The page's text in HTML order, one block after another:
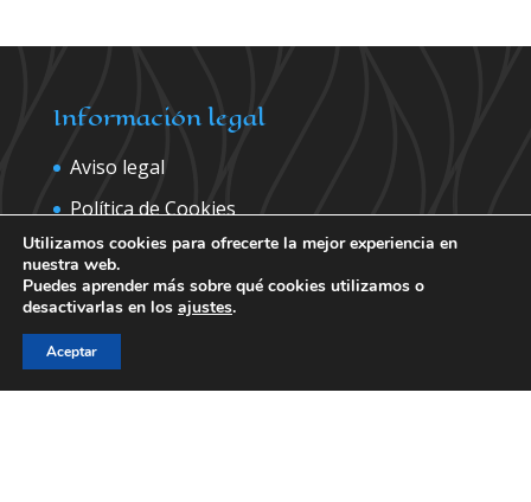
Información legal
Aviso legal
Política de Cookies
Política de privacidad
Contáctanos para más información
Utilizamos cookies para ofrecerte la mejor experiencia en
nuestra web.
Puedes aprender más sobre qué cookies utilizamos o
desactivarlas en los ajustes.
Aceptar